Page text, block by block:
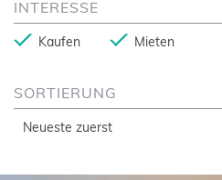
INTERESSE
Kaufen Mieten
SORTIERUNG